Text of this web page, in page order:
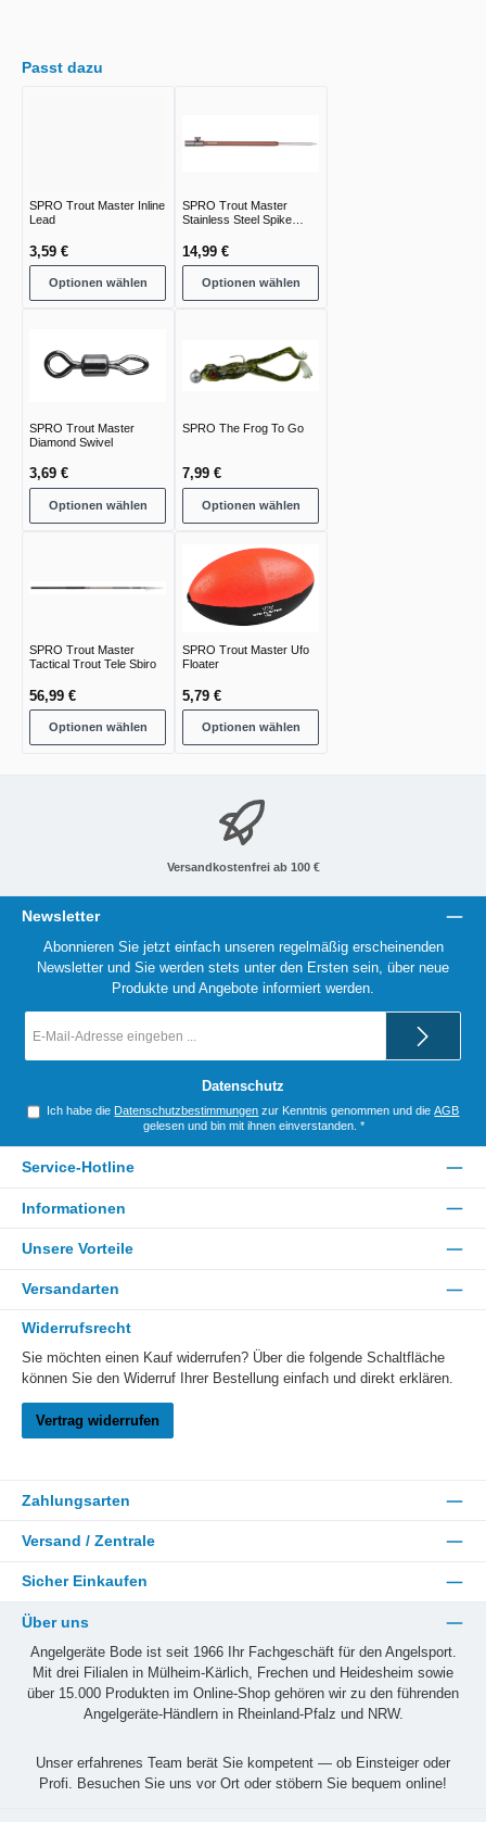
Passt dazu
SPRO Trout Master Inline
Lead
3,59 €
Optionen wählen
SPRO Trout Master
Stainless Steel Spike
14,99 €
Optionen wählen
SPRO Trout Master
Diamond Swivel
3,69 €
Optionen wählen
SPRO The Frog To Go
7,99 €
Optionen wählen
SPRO Trout Master
Tactical Trout Tele Sbiro
56,99 €
Optionen wählen
SPRO Trout Master Ufo
Floater
5,79 €
Optionen wählen
Versandkostenfrei ab 100 €
Newsletter
Abonnieren Sie jetzt einfach unseren regelmäßig erscheinenden
Newsletter und Sie werden stets unter den Ersten sein, über neue
Produkte und Angebote informiert werden.
Mail-
Datenschutz
Ich habe die Datenschutzbestimmungen zur Kenntnis genommen und dieAGB
gelesen und bin mit ihnen einverstanden. *
Service-Hotline
Informationen
Unsere Vorteile
Versandarten
Widerrufsrecht
Sie möchten einen Kauf widerrufen? Über die folgende Schaltfläche
können Sie den Widerruf Ihrer Bestellung einfach und direkt erklären.
Vertrag widerrufen
Zahlungsarten
Versand / Zentrale
Sicher Einkaufen
Über uns
Angelgeräte Bode ist seit 1966 Ihr Fachgeschäft für den Angelsport.
Mit drei Filialen in Mülheim-Kärlich, Frechen und Heidesheim sowie
über 15.000 Produkten im Online-Shop gehören wir zu den führenden
Angelgeräte-Händlern in Rheinland-Pfalz und NRW.
Unser erfahrenes Team berät Sie kompetent — ob Einsteiger oder
Profi. Besuchen Sie uns vor Ort oder stöbern Sie bequem online!